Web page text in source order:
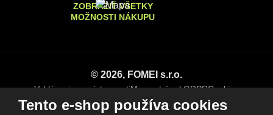
Tento e-shop používa cookies
ZOBRAZIŤ VŠETKY
MOŽNOSTI NÁKUPU
© 2026, FOMEI s.r.o.
Vyhlásenie o prístupnostiMapa stránokGDPRCookies
Nastavenia cookies
Tento web je chránený pomocou Google reCAPTCHA, a platia